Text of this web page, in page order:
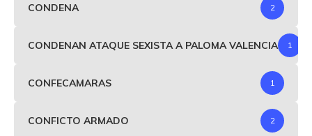
CONDENA 2
CONDENAN ATAQUE SEXISTA A PALOMA VALENCIA 1
CONFECAMARAS 1
CONFICTO ARMADO 2